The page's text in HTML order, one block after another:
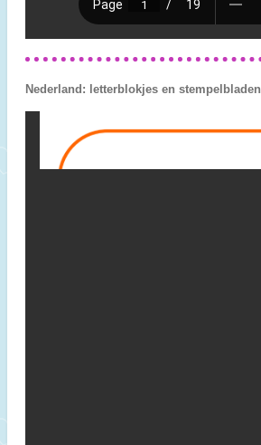
Nederland: letterblokjes en stempelbladen